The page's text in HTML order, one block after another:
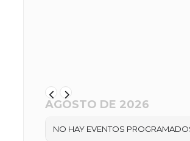
AGOSTO DE 2026
NO HAY EVENTOS